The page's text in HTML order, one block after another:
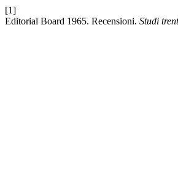
[1]
Editorial Board 1965. Recensioni. Studi